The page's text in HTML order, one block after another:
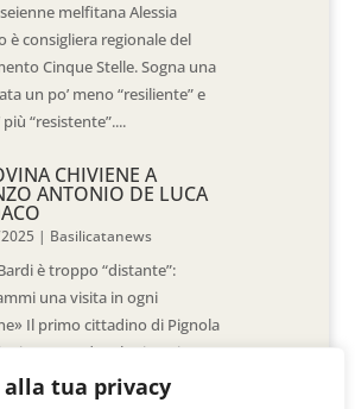
tua privacy
melfitana Alessia
è consigliera regionale del
Cinque Stelle. Sogna una
un po’ meno “resiliente” e
più “resistente”....
CHIVIENE A
ANTONIO DE LUCA
| Basilicatanews
è troppo “distante”:
una visita in ogni
Il primo cittadino di Pignola
a vedere la situazione
ma non è venuto. La